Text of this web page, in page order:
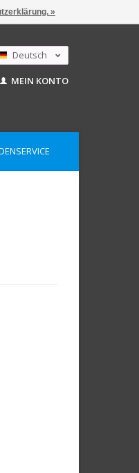
Deutsch
English
MEIN KONTO
»